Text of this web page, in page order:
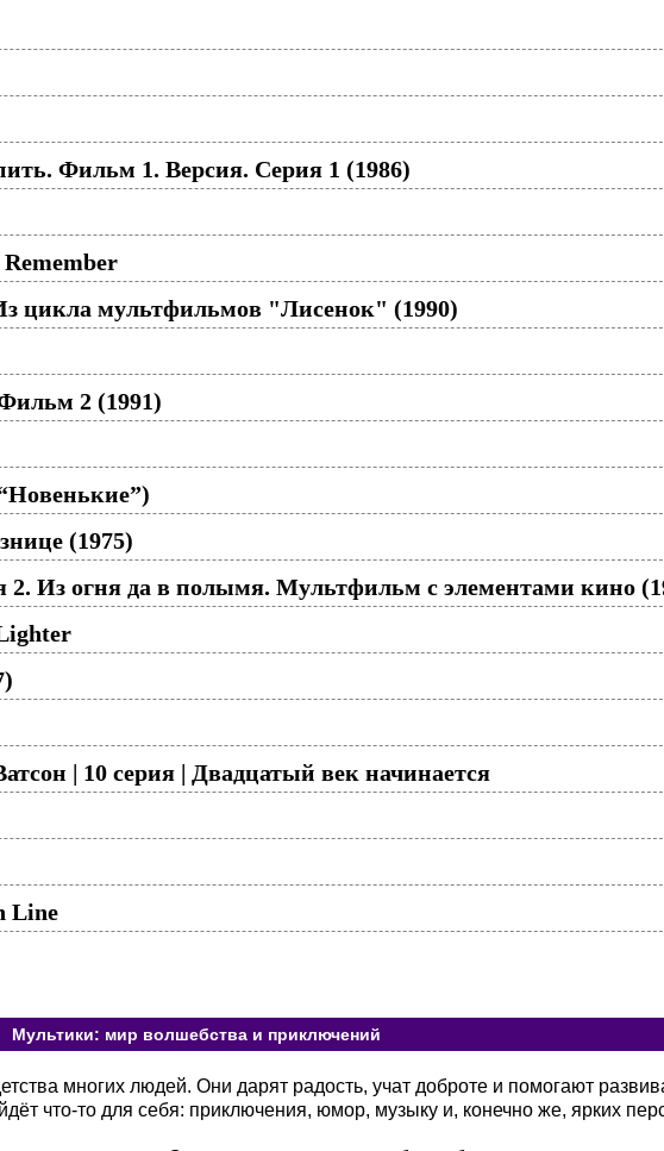
Фильм 1. Версия. Серия 1 (1986)
цикла мультфильмов "Лисенок" (1990)
2 (1991)
(1975)
2. Из огня да в полымя. Мультфильм с элементами кино
| 10 серия | Двадцатый век начинается
Line
Мультики: мир волшебства и приключений
многих людей. Они дарят радость, учат доброте и помогают
что-то для себя: приключения, юмор, музыку и, конечно же, ярких